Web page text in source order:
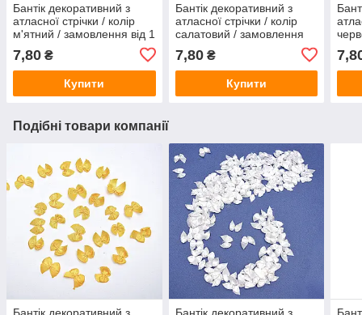
Бантік декоративний з
атласної стрічки / колір
м'ятний / замовлення від 1
7,80 ₴
Купити
Бантік декоративний з
атласної стрічки / колір
салатовий / замовлення
7,80₴
Купити
Подібні товари компанії